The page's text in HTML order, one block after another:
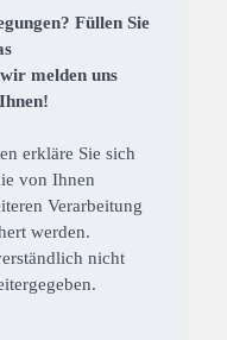
Füllen Sie
melden uns
erkläre Sie sich
von Ihnen
Verarbeitung
werden.
nicht